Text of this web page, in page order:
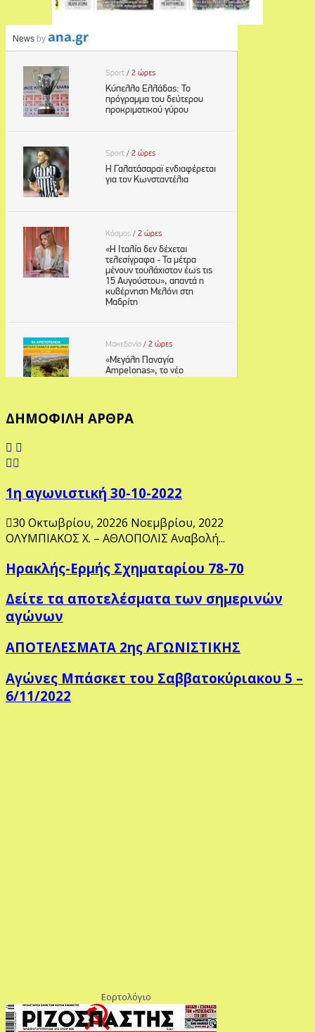
ΔΗΜΟΦΙΛΗ ΑΡΘΡΑ
1η αγωνιστική 30-10-2022
30 Οκτωβρίου, 20226 Νοεμβρίου, 2022
ΟΛΥΜΠΙΑΚΟΣ Χ. – ΑΘΛΟΠΟΛΙΣ Αναβολή...
Ηρακλής-Ερμής Σχηματαρίου 78-70
Δείτε τα αποτελέσματα των σημερινών
αγώνων
ΑΠΟΤΕΛΕΣΜΑΤΑ 2ης ΑΓΩΝΙΣΤΙΚΗΣ
Αγώνες Μπάσκετ του Σαββατοκύριακου 5 –
6/11/2022
Εορτολόγιο